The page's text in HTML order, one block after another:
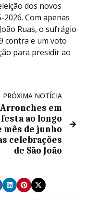
dos novos
Com apenas
Ruas, o sufrágio
contra e um voto
para presidir ao
PRÓXIMA NOTÍCIA
Arronches em
festa ao longo
mês de junho
celebrações
de São João